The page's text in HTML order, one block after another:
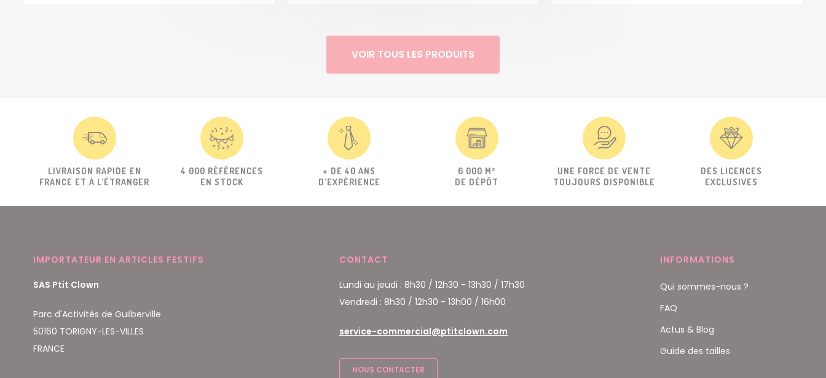
VOIR TOUS LES PRODUITS
LIVRAISON RAPIDE EN
FRANCE ET À L'ÉTRANGER
4 000 RÉFÉRENCES
EN STOCK
+ DE 40 ANS
D'EXPÉRIENCE
6 000 M²
DE DÉPÔT
UNE FORCE DE VENTE
TOUJOURS DISPONIBLE
DES LICENCES
EXCLUSIVES
IMPORTATEUR EN ARTICLES FESTIFS
SAS Ptit Clown
Parc d'Activités de Guilberville
50160 TORIGNY-LES-VILLES
FRANCE
CONTACT
Lundi au jeudi : 8h30 / 12h30 - 13h30 / 17h30
Vendredi : 8h30 / 12h30 - 13h00 / 16h00
service-commercial@ptitclown.com
NOUS CONTACTER
INFORMATIONS
Qui sommes-nous ?
FAQ
Actus & Blog
Guide des tailles